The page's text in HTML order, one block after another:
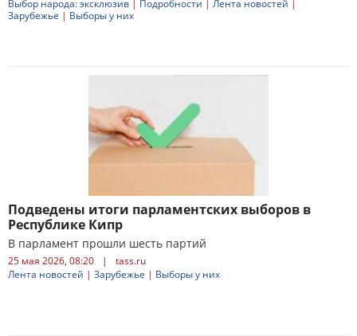
Выбор народа: эксклюзив | Подробности | Лента новостей |
Зарубежье | Выборы у них
Подведены итоги парламентских выборов в
Республике Кипр
В парламент прошли шесть партий
25 мая 2026, 08:20 |
tass.ru
Лента новостей | Зарубежье | Выборы у них